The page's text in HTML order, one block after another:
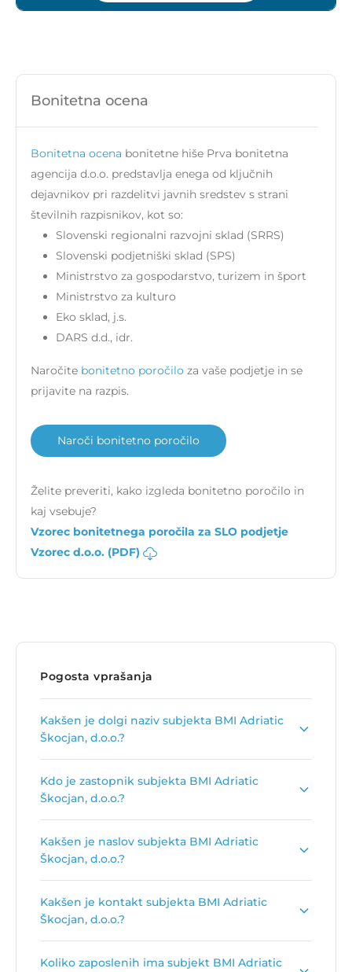
Bonitetna ocena
Bonitetna ocena bonitetne hiše Prva bonitetna
agencija d.o.o. predstavlja enega od ključnih
dejavnikov pri razdelitvi javnih sredstev s strani
številnih razpisnikov, kot so:
Slovenski regionalni razvojni sklad (SRRS)
Slovenski podjetniški sklad (SPS)
Ministrstvo za gospodarstvo, turizem in šport
Ministrstvo za kulturo
Eko sklad, j.s.
DARS d.d., idr.
Naročite bonitetno poročilo za vaše podjetje in se
prijavite na razpis.
Naroči bonitetno poročilo
Želite preveriti, kako izgleda bonitetno poročilo in
kaj vsebuje?
Vzorec bonitetnega poročila za SLO podjetje
Vzorec d.o.o. (PDF)
Pogosta vprašanja
Kakšen je dolgi naziv subjekta BMI Adriatic
Škocjan, d.o.o.?
proizvodnja betonskih strešnikov in industrija
gradbenega materiala, d.o.o.
Kdo je zastopnik subjekta BMI Adriatic
Škocjan, d.o.o.?
Kakšen je naslov subjekta BMI Adriatic
Škocjan, d.o.o.?
Ljubljana.
Kakšen je kontakt subjekta BMI Adriatic
Škocjan, d.o.o.?
Koliko zaposlenih ima subjekt BMI Adriatic